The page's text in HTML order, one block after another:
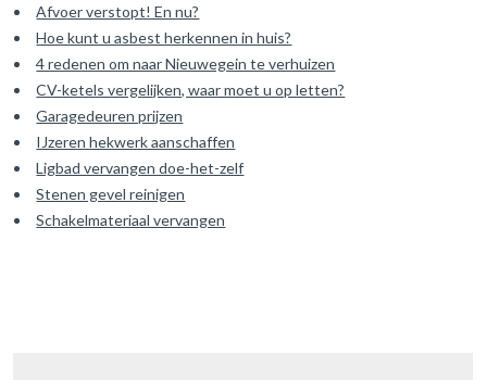
Afvoer verstopt! En nu?
Hoe kunt u asbest herkennen in huis?
4 redenen om naar Nieuwegein te verhuizen
CV-ketels vergelijken, waar moet u op letten?
Garagedeuren prijzen
IJzeren hekwerk aanschaffen
Ligbad vervangen doe-het-zelf
Stenen gevel reinigen
Schakelmateriaal vervangen